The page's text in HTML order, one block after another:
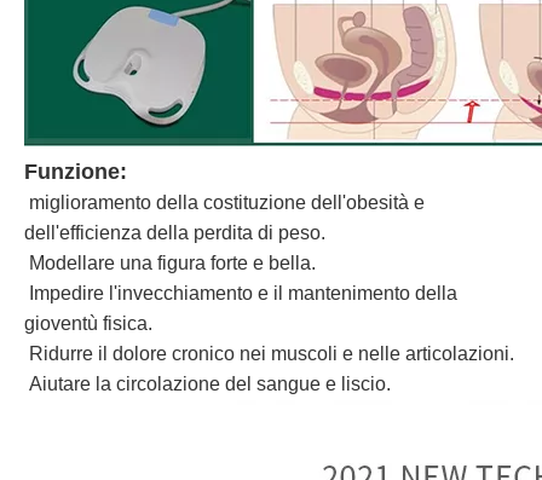
Funzione:
miglioramento della costituzione dell'obesità e
dell'efficienza della perdita di peso.
Modellare una figura forte e bella.
Impedire l'invecchiamento e il mantenimento della
gioventù fisica.
Ridurre il dolore cronico nei muscoli e nelle articolazioni.
Aiutare la circolazione del sangue e liscio.